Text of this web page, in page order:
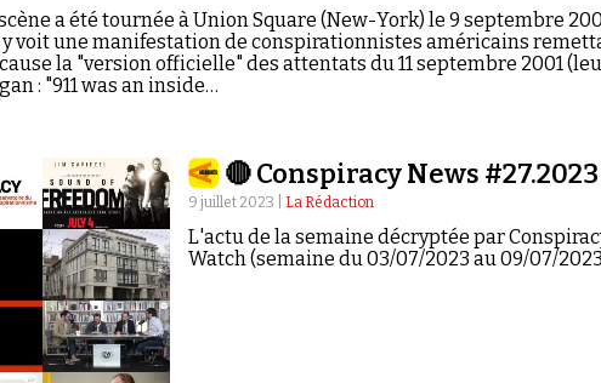
a été tournée à Union Square (New-York) le 9 septembre
y voit une manifestation de conspirationnistes américains
la "version officielle" des attentats du 11 septembre 2001
: "911 was an inside…
🔴 Conspiracy News #27.2023
9 juillet 2023 | La Rédaction
L'actu de la semaine décryptée par
Watch (semaine du 03/07/2023 au 09/07/